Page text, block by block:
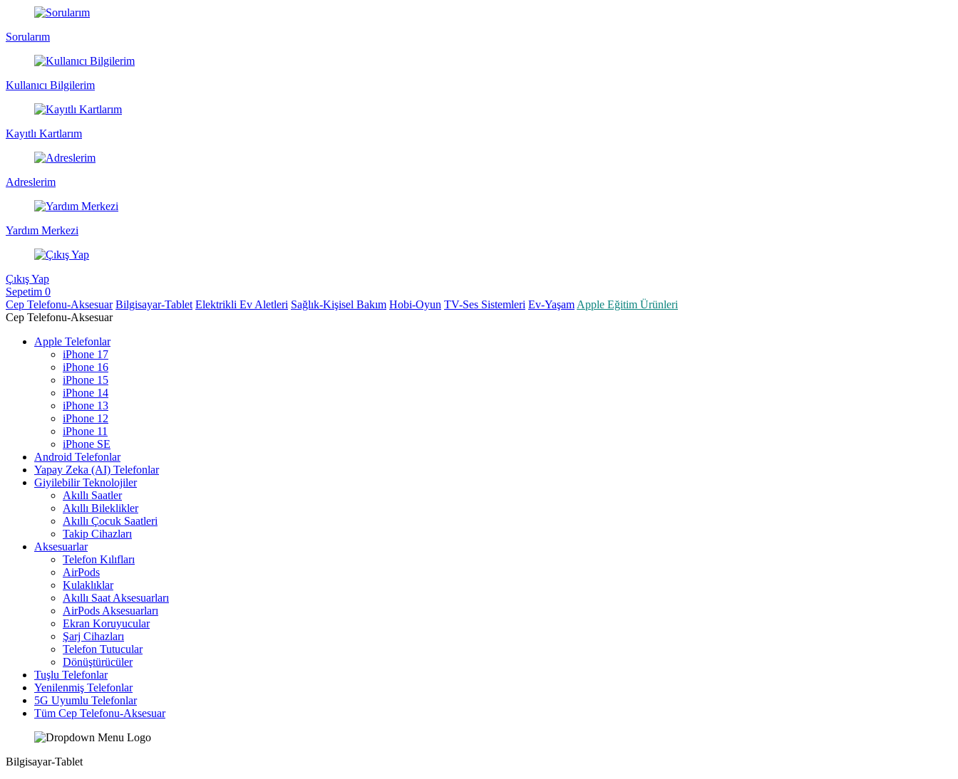
Sorularım
Kullanıcı Bilgilerim
Kayıtlı Kartlarım
Adreslerim
Yardım Merkezi
Çıkış Yap
Sepetim 0
Cep Telefonu-Aksesuar Bilgisayar-Tablet Elektrikli Ev Aletleri Sağlık-Kişisel Bakım Hobi-Oyun TV-Ses Sistemleri Ev-Yaşam Apple Eğitim Ürünleri
Cep Telefonu-Aksesuar
Apple Telefonlar
iPhone 17
iPhone 16
iPhone 15
iPhone 14
iPhone 13
iPhone 12
iPhone 11
iPhone SE
Android Telefonlar
Yapay Zeka (AI) Telefonlar
Giyilebilir Teknolojiler
Akıllı Saatler
Akıllı Bileklikler
Akıllı Çocuk Saatleri
Takip Cihazları
Aksesuarlar
Telefon Kılıfları
AirPods
Kulaklıklar
Akıllı Saat Aksesuarları
AirPods Aksesuarları
Ekran Koruyucular
Şarj Cihazları
Telefon Tutucular
Dönüştürücüler
Tuşlu Telefonlar
Yenilenmiş Telefonlar
5G Uyumlu Telefonlar
Tüm Cep Telefonu-Aksesuar
Bilgisayar-Tablet